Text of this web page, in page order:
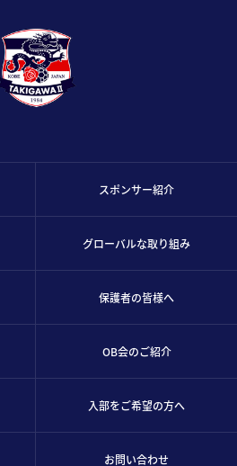
スポンサー紹介
グローバルな取り組み
保護者の皆様へ
OB会のご紹介
入部をご希望の方へ
お問い合わせ